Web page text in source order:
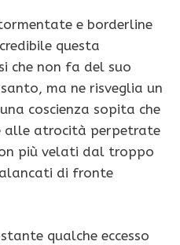
e borderline
questa
che non fa del suo
ma ne risveglia un
coscienza sopita che
alle atrocità perpetrate
più velati dal troppo
di fronte
qualche eccesso